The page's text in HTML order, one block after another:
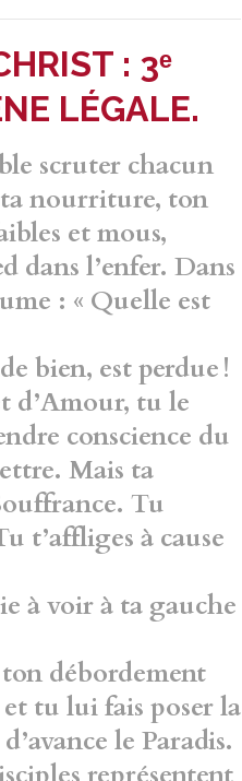
: 3ᵉ
LÉGALE.
scruter chacun
nourriture, ton
et mous,
dans l’enfer. Dans
: « Quelle est
bien, est perdue !
d’Amour, tu le
conscience du
Mais ta
Tu
t’affliges à cause
à voir à ta gauche
débordement
tu lui fais poser la
le Paradis.